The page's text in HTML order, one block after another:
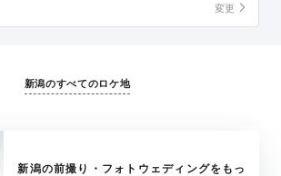
変更
新潟のすべてのロケ地
新潟の前撮り・フォトウェディングをもっ